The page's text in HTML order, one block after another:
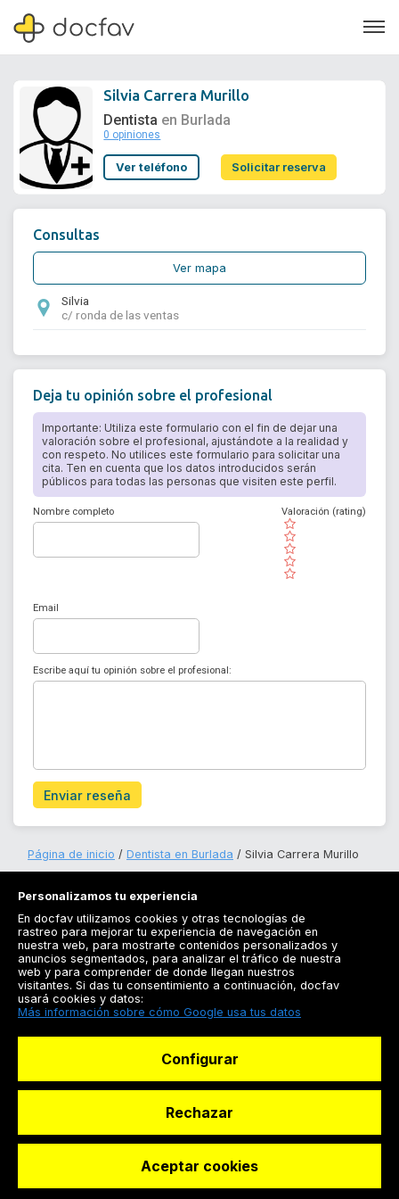
Soporte
Silvia Carrera Murillo
Dentista en Burlada
0 opiniones
Ver teléfono Solicitar reserva
Solicitar reserva
Consultas
Ver mapa
Silvia
c/ ronda de las ventas
Deja tu opinión sobre el profesional
Importante: Utiliza este formulario con el fin de dejar una
valoración sobre el profesional, ajustándote a la realidad y
con respeto. No utilices este formulario para solicitar una
cita. Ten en cuenta que los datos introducidos serán
públicos para todas las personas que visiten este perfil.
Nombre completo
( )
( )
( )
( )
( )
Valoración (rating)
Email
Escribe aquí tu opinión sobre el profesional:
Enviar reseña
Página de inicio Dentista en Burlada Silvia Carrera Murillo
Registrarse
Docfav
© Dashboard Technologies S.L
Personalizamos tu experiencia
En docfav utilizamos cookies y otras tecnologías de
rastreo para mejorar tu experiencia de navegación en
nuestra web, para mostrarte contenidos personalizados y
anuncios segmentados, para analizar el tráfico de nuestra
web y para comprender de donde llegan nuestros
visitantes. Si das tu consentimiento a continuación, docfav
usará cookies y datos:
Más información sobre cómo Google usa tus datos
Configurar
Rechazar
Aceptar cookies